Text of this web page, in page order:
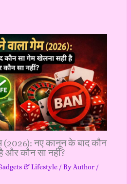
(2026): नए कानून के बाद कौन
और कौन सा नहीं?
& Lifestyle/ By Author /